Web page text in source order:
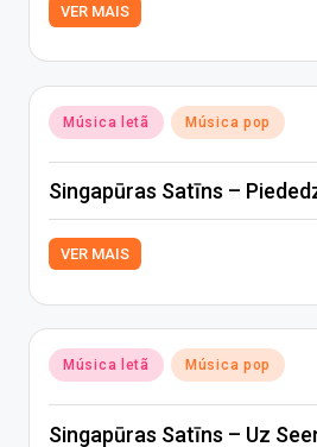
VER MAIS
Posted
in
Música letã Música pop
Singapūras Satīns –
VER MAIS
Posted
in
Música letã Música pop
Singapūras Satīns – Uz